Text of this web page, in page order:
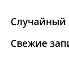
Случайный
Свежие